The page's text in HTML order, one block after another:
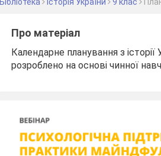
Про матеріал
Календарне планування з
розроблено на основі чинної